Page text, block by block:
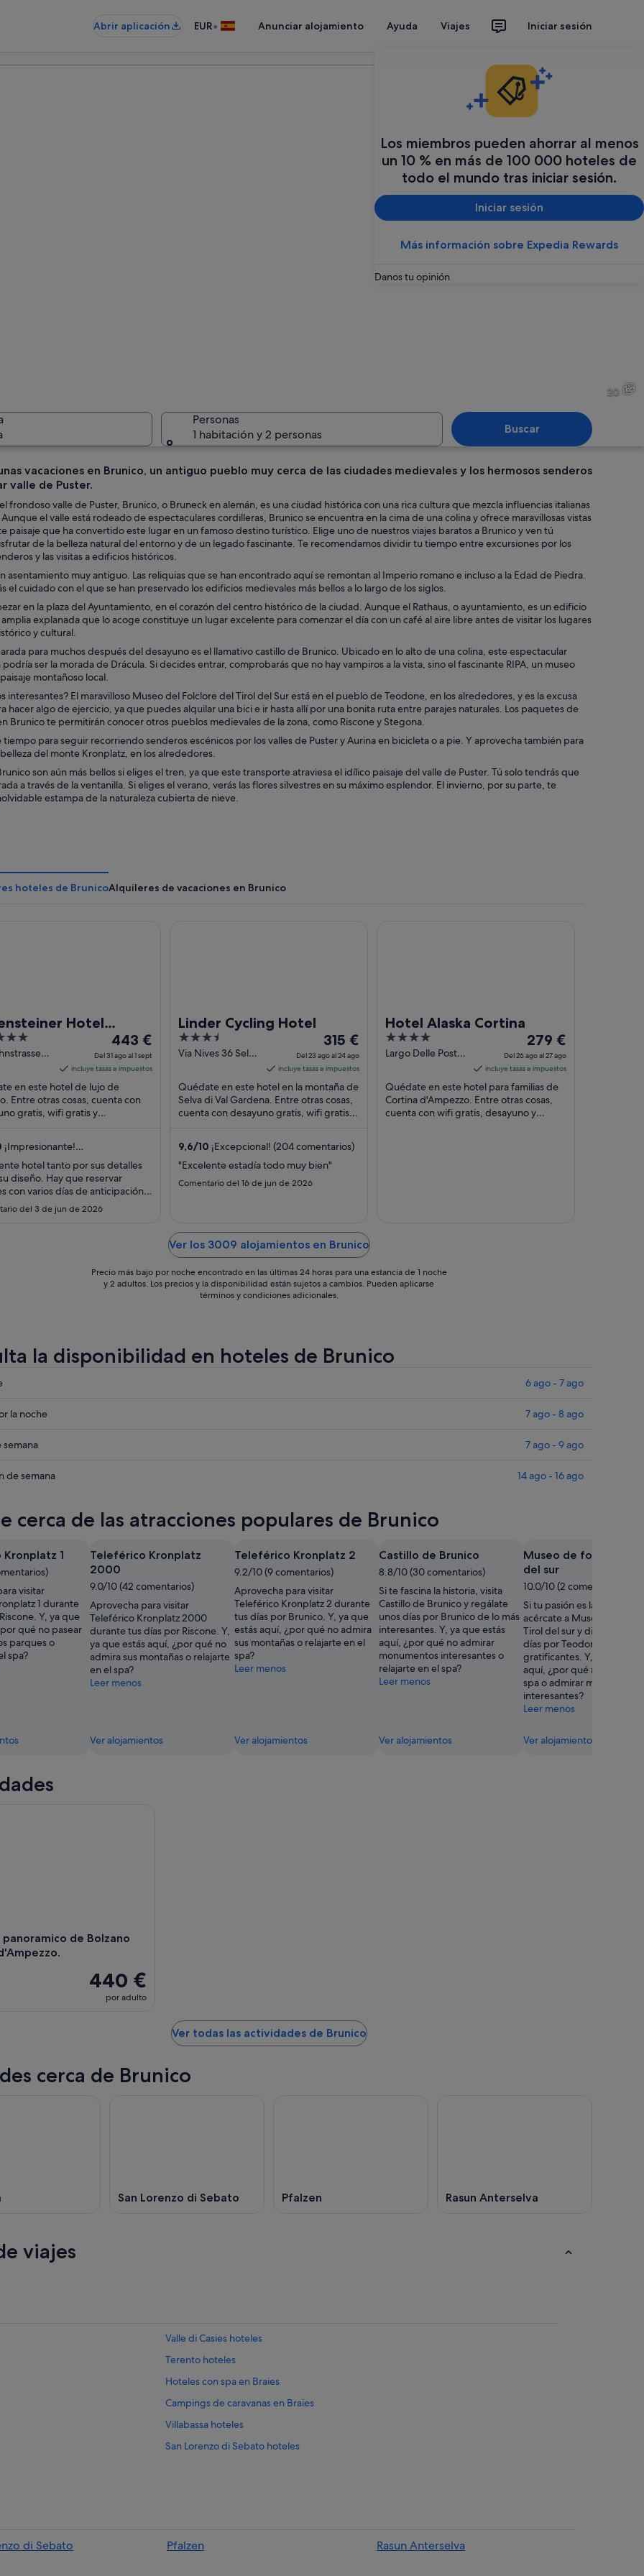
Abrir aplicación EUR• Anunciar alojamiento Ayuda Viajes Iniciar sesión
Los miembros pueden ahorrar al menos
un 10 % en más de 100 000 hoteles de
todo el mundo tras iniciar sesión.
Iniciar sesión
Más información sobre Expedia Rewards
Danos tu opinión
torre de iglesia, casas y montañas al fondo.
20
Personas
1 habitación y 2 personas
Buscar
vacaciones en Brunico, un antiguo pueblo muy cerca de las ciudades medievales y los hermosos senderos
valle de Puster.
frondoso valle de Puster, Brunico, o Bruneck en alemán, es una ciudad histórica con una rica cultura que mezcla influencias italianas
Aunque el valle está rodeado de espectaculares cordilleras, Brunico se encuentra en la cima de una colina y ofrece maravillosas vistas
paisaje que ha convertido este lugar en un famoso destino turístico. Elige uno de nuestros viajes baratos a Brunico y ven tú
de la belleza natural del entorno y de un legado fascinante. Te recomendamos dividir tu tiempo entre excursiones por los
y las visitas a edificios históricos.
asentamiento muy antiguo. Las reliquias que se han encontrado aquí se remontan al Imperio romano e incluso a la Edad de Piedra.
el cuidado con el que se han preservado los edificios medievales más bellos a lo largo de los siglos.
en la plaza del Ayuntamiento, en el corazón del centro histórico de la ciudad. Aunque el Rathaus, o ayuntamiento, es un edificio
explanada que lo acoge constituye un lugar excelente para comenzar el día con un café al aire libre antes de visitar los lugares
y cultural.
para muchos después del desayuno es el llamativo castillo de Brunico. Ubicado en lo alto de una colina, este espectacular
ser la morada de Drácula. Si decides entrar, comprobarás que no hay vampiros a la vista, sino el fascinante RIPA, un museo
montañoso local.
interesantes? El maravilloso Museo del Folclore del Tirol del Sur está en el pueblo de Teodone, en los alrededores, y es la excusa
hacer algo de ejercicio, ya que puedes alquilar una bici e ir hasta allí por una bonita ruta entre parajes naturales. Los paquetes de
Brunico te permitirán conocer otros pueblos medievales de la zona, como Riscone y Stegona.
tiempo para seguir recorriendo senderos escénicos por los valles de Puster y Aurina en bicicleta o a pie. Y aprovecha también para
del monte Kronplatz, en los alrededores.
son aún más bellos si eliges el tren, ya que este transporte atraviesa el idílico paisaje del valle de Puster. Tú solo tendrás que
a través de la ventanilla. Si eliges el verano, verás las flores silvestres en su máximo esplendor. El invierno, por su parte, te
estampa de la naturaleza cubierta de nieve.
hoteles de BrunicoAlquileres de vacaciones en Brunico
Hotel
- The Leading
of the World
El
precio
es
de
443 €
31
ago
al
443 €
Del 31 ago al 1 sept
incluye tasas e impuestos
en este hotel de lujo de
Entre otras cosas, cuenta con
gratis, wifi gratis y
¡Impresionante!
hotel tanto por sus detalles
diseño. Hay que reservar
con varios días de anticipación.
hay que estudiarla según lo
hacer porque cualquier
del 3 de jun de 2026
Linder Cycling Hotel
3.5
out
5
Via Nives 36 Selva
El
precio
es
de
315 €
por
del
23
315 €
Del 23 ago al 24 ago
incluye tasas e impuestos
Quédate en este hotel en la montaña de
Selva di Val Gardena. Entre otras cosas,
cuenta con desayuno gratis, wifi gratis y
9,6/10 ¡Excepcional! (204 comentarios)
"Excelente estadía todo muy bien"
Comentario del 16 de jun de 2026
Hotel Alaska Cortina
4
out
5
Largo Delle Poste
El
precio
es
de
279 €
por
279 €
Del 26 ago al 27 ago
incluye tasas e impuestos
Quédate en este hotel para familias de
Cortina d'Ampezzo. Entre otras cosas,
cuenta con wifi gratis, desayuno y
Ver los 3009 alojamientos en Brunico
Precio más bajo por noche encontrado en las últimas 24 horas para una estancia de 1 noche
y 2 adultos. Los precios y la disponibilidad están sujetos a cambios. Pueden aplicarse
términos y condiciones adicionales.
la disponibilidad en hoteles de Brunico
6 ago - 7 ago
la noche 7 ago - 8 ago
semana 7 ago - 9 ago
de semana 14 ago - 16 ago
cerca de las atracciones populares de Brunico
1
visitar
1 durante
Y, ya que
qué no pasear
parques o
spa?
Teleférico Kronplatz
2000
9.0/10 (42 comentarios)
Aprovecha para visitar
Teleférico Kronplatz 2000
durante tus días por Riscone. Y,
ya que estás aquí, ¿por qué no
admira sus montañas o relajarte
en el spa?
Leer menos
Ver alojamientos
Teleférico Kronplatz 2
9.2/10 (9 comentarios)
Aprovecha para visitar
Teleférico Kronplatz 2 durante
tus días por Brunico. Y, ya que
estás aquí, ¿por qué no admira
sus montañas o relajarte en el
spa?
Leer menos
Ver alojamientos
Castillo de Brunico
8.8/10 (30 comentarios)
Si te fascina la historia, visita
Castillo de Brunico y regálate
unos días por Brunico de lo más
interesantes. Y, ya que estás
aquí, ¿por qué no admirar
monumentos interesantes o
relajarte en el spa?
Leer menos
Ver alojamientos
Museo de folklore de
del sur
10.0/10 (2 comentarios)
Si tu pasión es la historia,
acércate a Museo de
Tirol del sur y disfruta de
días por Teodone de lo
gratificantes. Y, ya que
aquí, ¿por qué no relajarte
spa o admirar
interesantes?
Leer menos
Ver alojamientos
panoramico de Bolzano
440 €
por adulto
Ver todas las actividades de Brunico
cerca de Brunico
San Lorenzo di Sebato Pfalzen Rasun Anterselva
viajes
Valle di Casies hoteles
Terento hoteles
Hoteles con spa en Braies
Campings de caravanas en Braies
Villabassa hoteles
San Lorenzo di Sebato hoteles
Hoteles cerca de Estación de tren de Brunico/Bruneck
di Sebato Pfalzen
Rasun Anterselva